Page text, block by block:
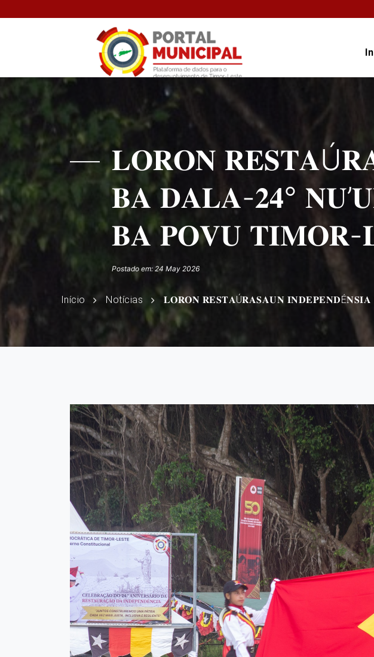
𝐋𝐎𝐑𝐎𝐍
𝐁𝐀 𝐃𝐀𝐋𝐀-𝟐𝟒°
𝐁𝐀 𝐏𝐎𝐕𝐔 𝐓𝐈𝐌𝐎𝐑-
Postado em: 24 May 2026
Início Notícias 𝐋𝐎𝐑𝐎𝐍 𝐑𝐄𝐒𝐓𝐀Ú𝐑𝐀𝐒𝐀𝐔𝐍